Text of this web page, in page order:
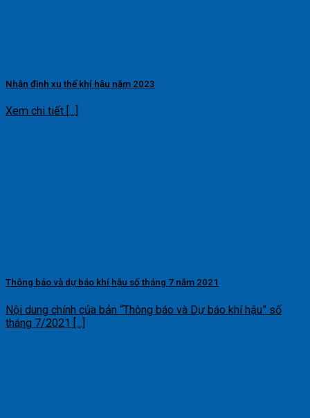
Nhận định xu thế khí hậu năm 2023
Xem chi tiết [...]
Thông báo và dự báo khí hậu số tháng 7 năm 2021
Nội dung chính của bản “Thông báo và Dự báo khí hậu” số
tháng 7/2021 [...]